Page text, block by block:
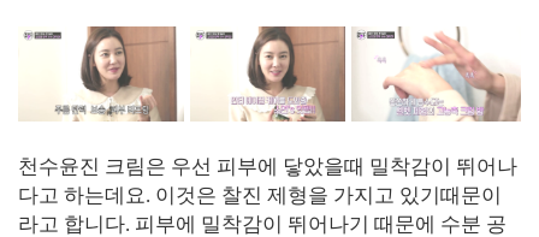
천수윤진 크림은 우선 피부에 닿았을때 밀착감이 뛰어나
다고 하는데요. 이것은 찰진 제형을 가지고 있기때문이
라고 합니다. 피부에 밀착감이 뛰어나기 때문에 수분 공